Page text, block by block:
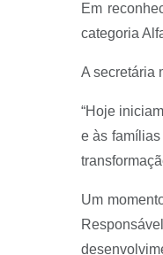
Em
categoria
A secretária
“Hoje
e às
Um